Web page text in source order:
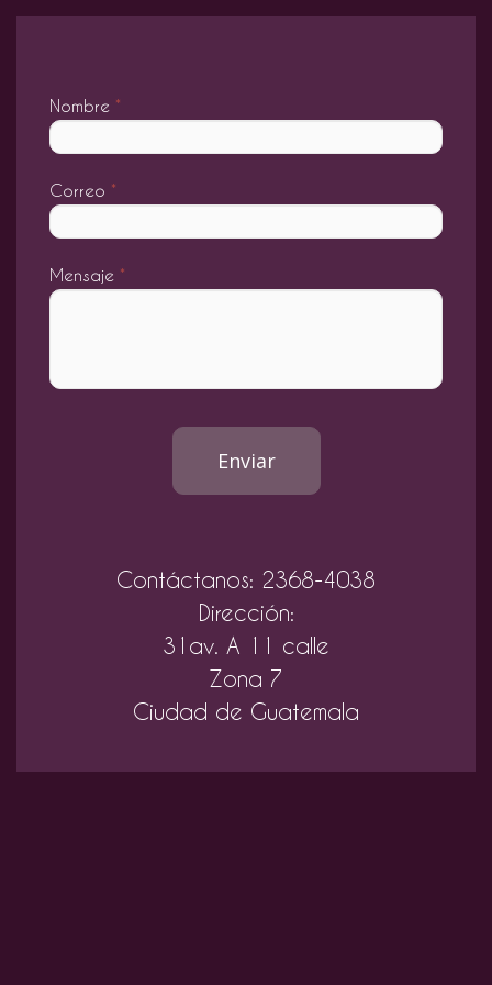
Nombre *
Correo *
Mensaje *
Enviar
Contáctanos: 2368-4038
Dirección:
31av. A 11 calle
Zona 7
Ciudad de Guatemala